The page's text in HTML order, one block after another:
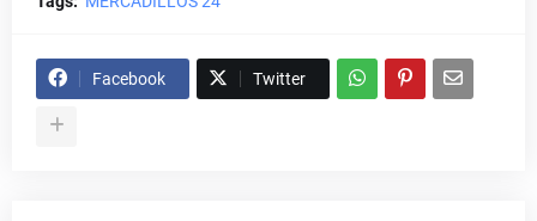
Facebook Twitter